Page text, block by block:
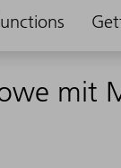
mit